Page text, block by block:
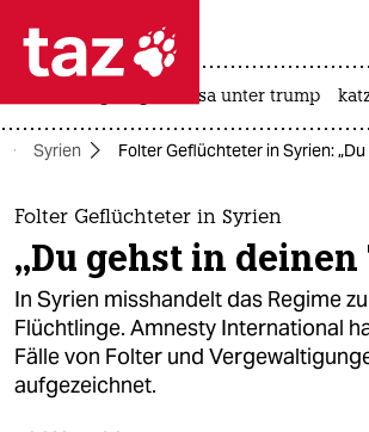
 taz zahl ich
taz zahl ich
themen
politik
öko
gesellschaft
usa unter trump
Syrien Folter Geflüchteter in Syrien:
Folter Geflüchteter in Syrien
„Du gehst in deinen
In Syrien misshandelt das Regime
Flüchtlinge. Amnesty International
Fälle von Folter und
aufgezeichnet.